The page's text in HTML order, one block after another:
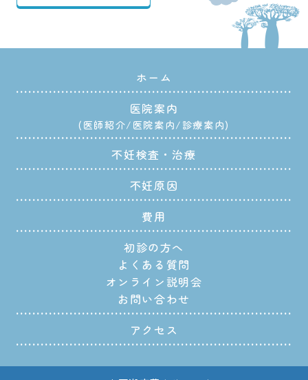
ホーム
医院案内
医師紹介 医院案内 診療案内
不妊検査・治療
不妊原因
費用
初診の方へ
よくある質問
オンライン説明会
お問い合わせ
アクセス